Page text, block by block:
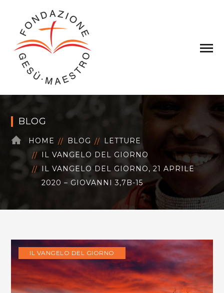
BLOG
HOME BLOG
LETTURE
IL VANGELO DEL GIORNO
IL VANGELO DEL GIORNO, 21 APRILE
2020 – GIOVANNI 3,7B-15
IL VANGELO DEL GIORNO